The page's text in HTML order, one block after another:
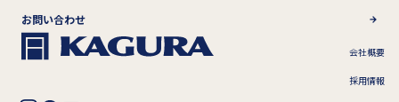
お問い合わせ
会社概要
採用情報